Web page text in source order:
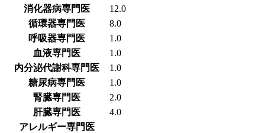
消化器病専門医
12.0
循環器専門医
8.0
呼吸器専門医
1.0
血液専門医
1.0
内分泌代謝科専門医
1.0
糖尿病専門医
1.0
腎臓専門医
2.0
肝臓専門医
4.0
アレルギー専門医